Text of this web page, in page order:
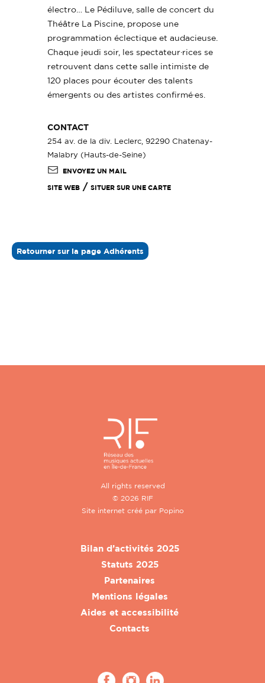
électro… Le Pédiluve, salle de concert du
Théâtre La Piscine, propose une
programmation éclectique et audacieuse.
Chaque jeudi soir, les spectateur·rices se
retrouvent dans cette salle intimiste de
120 places pour écouter des talents
émergents ou des artistes confirmé·es.
CONTACT
254 av. de la div. Leclerc, 92290 Chatenay-
Malabry (Hauts-de-Seine)
ENVOYEZ UN MAIL
SITE WEB / SITUER SUR UNE CARTE
Retourner sur la page Adhérents
All rights reserved
© 2026 RIF
Site internet créé par Popino
Bilan d’activités 2025
Statuts 2025
Partenaires
Mentions légales
Aides et accessibilité
Contacts